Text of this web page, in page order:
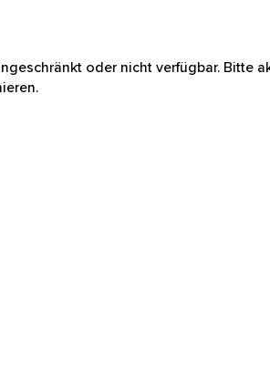
oder nicht verfügbar. Bitte